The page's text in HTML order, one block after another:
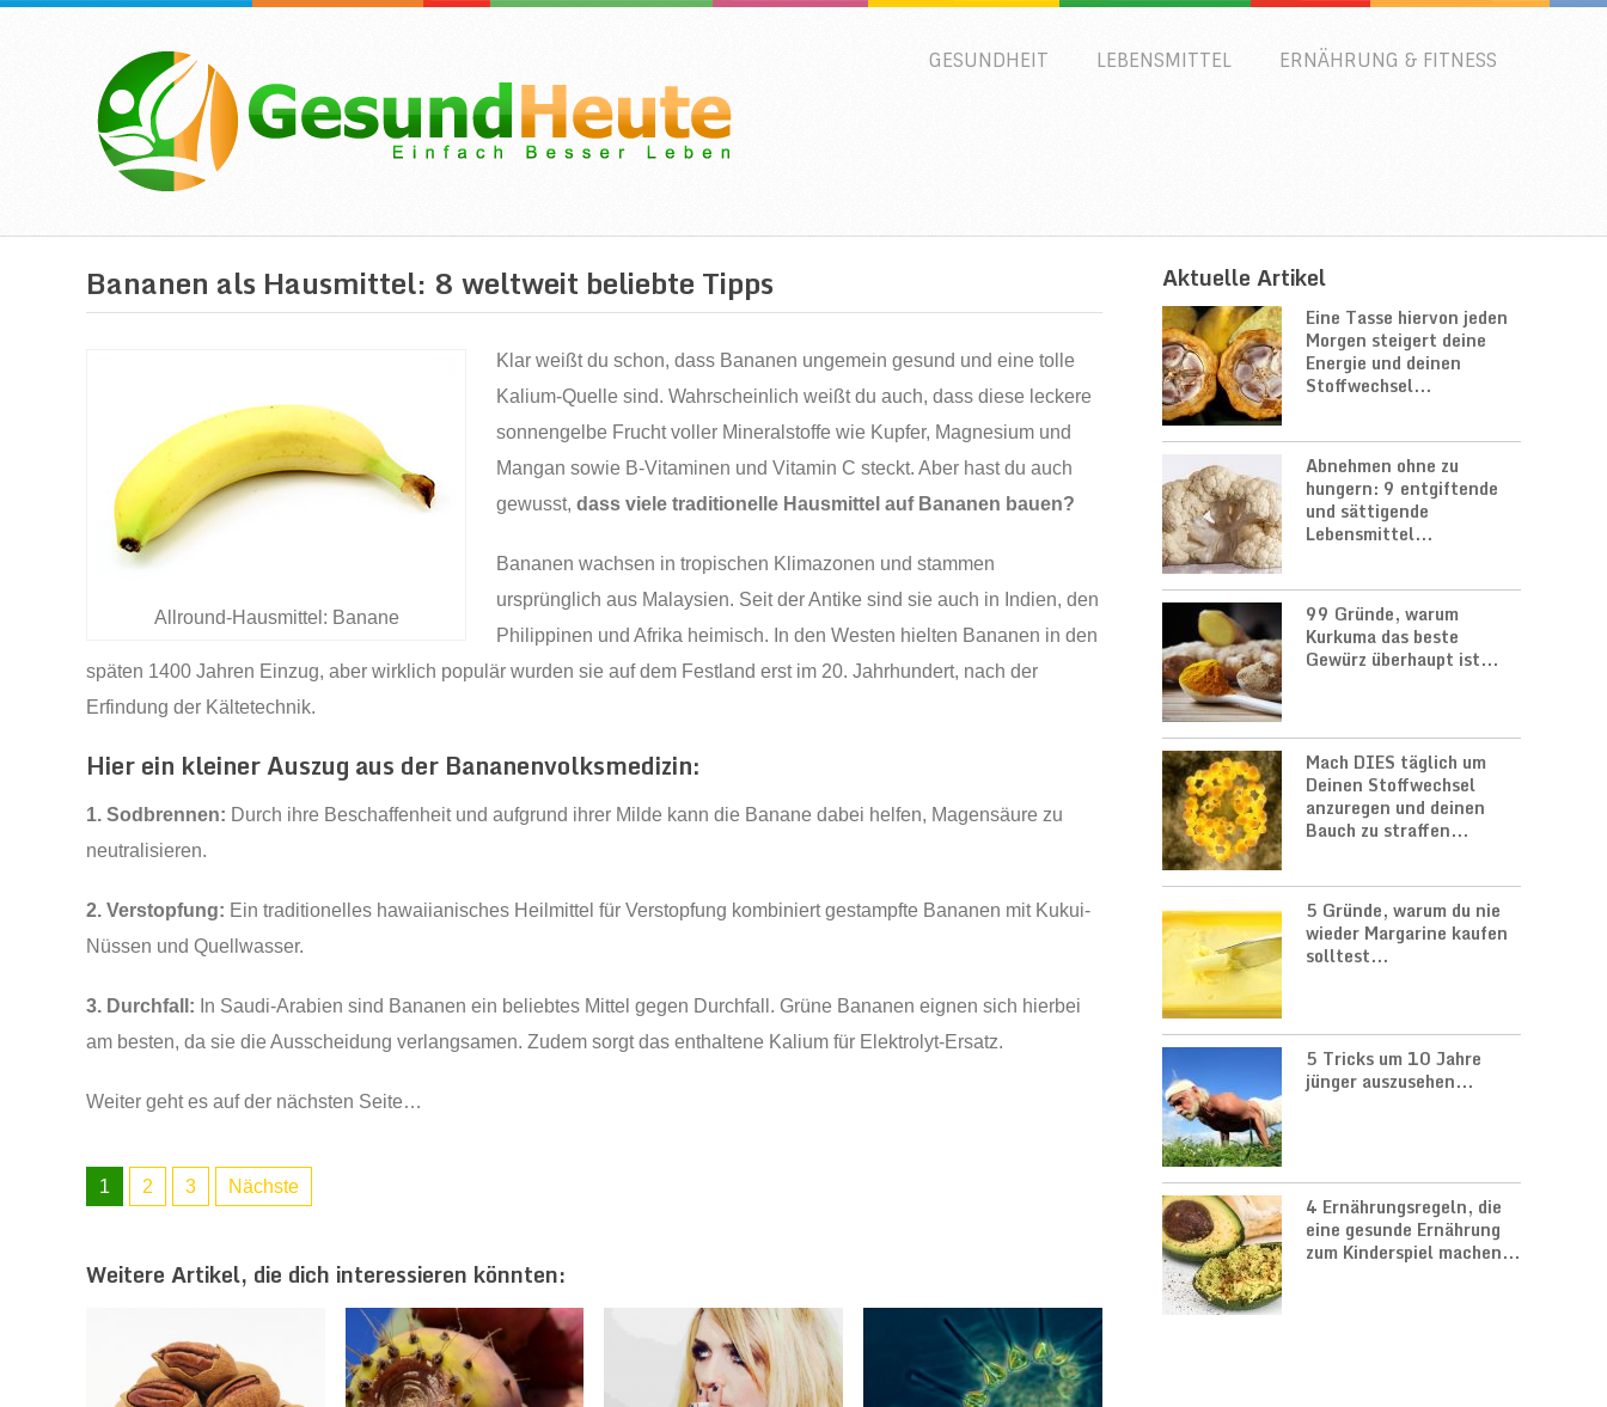
GESUNDHEIT LEBENSMITTEL ERNÄHRUNG & FITNESS
Bananen als Hausmittel: 8 weltweit beliebte Tipps
Allround-Hausmittel: Banane
Klar weißt du schon, dass Bananen ungemein gesund und eine tolle
Kalium-Quelle sind. Wahrscheinlich weißt du auch, dass diese leckere
sonnengelbe Frucht voller Mineralstoffe wie Kupfer, Magnesium und
Mangan sowie B-Vitaminen und Vitamin C steckt. Aber hast du auch
gewusst,dass viele traditionelle Hausmittel auf Bananen bauen?
Bananen wachsen in tropischen Klimazonen und stammen
ursprünglich aus Malaysien. Seit der Antike sind sie auch in Indien, den
Philippinen und Afrika heimisch. In den Westen hielten Bananen in den
späten 1400 Jahren Einzug, aber wirklich populär wurden sie auf dem Festland erst im 20. Jahrhundert, nach der
Erfindung der Kältetechnik.
Hier ein kleiner Auszug aus der Bananenvolksmedizin:
1. Sodbrennen: Durch ihre Beschaffenheit und aufgrund ihrer Milde kann die Banane dabei helfen, Magensäure zu
neutralisieren.
2. Verstopfung: Ein traditionelles hawaiianisches Heilmittel für Verstopfung kombiniert gestampfte Bananen mit Kukui-
Nüssen und Quellwasser.
3. Durchfall: In Saudi-Arabien sind Bananen ein beliebtes Mittel gegen Durchfall. Grüne Bananen eignen sich hierbei
am besten, da sie die Ausscheidung verlangsamen. Zudem sorgt das enthaltene Kalium für Elektrolyt-Ersatz.
Weiter geht es auf der nächsten Seite…
1 2 3 Nächste
Weitere Artikel, die dich interessieren könnten:
Aktuelle Artikel
Eine Tasse hiervon jeden
Morgen steigert deine
Energie und deinen
Stoffwechsel...
Abnehmen ohne zu
hungern: 9 entgiftende
und sättigende
Lebensmittel...
99 Gründe, warum
Kurkuma das beste
Gewürz überhaupt ist...
Mach DIES täglich um
Deinen Stoffwechsel
anzuregen und deinen
Bauch zu straffen...
5 Gründe, warum du nie
wieder Margarine kaufen
solltest...
5 Tricks um 10 Jahre
jünger auszusehen...
4 Ernährungsregeln, die
eine gesunde Ernährung
zum Kinderspiel machen...